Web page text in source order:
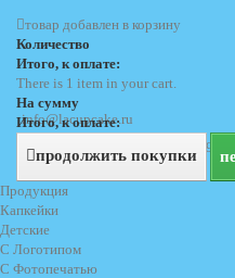
info@lacupcake.ru
+7 (495) 729 69 62
+7 (903) 729 69
товар добавлен в корзину
Количество
Итого, к оплате:
There is 1 item in your cart.
На сумму
Итого, к оплате:
продолжить покупки
Продукция
Капкейки
Детские
С Логотипом
С Фотопечатью